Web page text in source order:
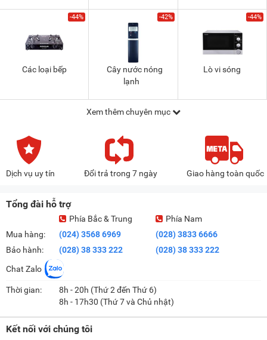
-44%
Các loại bếp
-42%
Cây nước nóng
lạnh
-44%
Lò vi sóng
Xem thêm chuyên mục
Dịch vụ uy tín Đổi trả trong 7 ngày Giao hàng toàn quốc
Tổng đài hỗ trợ
Mua hàng:
Bảo hành:
Phía Bắc & Trung
(024) 3568 6969
(028) 38 333 222
Phía Nam
(028) 3833 6666
(028) 38 333 222
Chat Zalo
Thời gian:
8h - 20h (Thứ 2 đến Thứ 6)
8h - 17h30 (Thứ 7 và Chủ nhật)
Kết nối với chúng tôi